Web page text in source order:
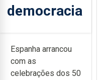
democracia
Espanha arrancou
com as
celebrações dos 50